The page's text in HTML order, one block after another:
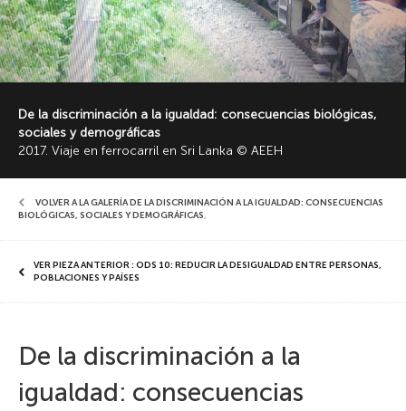
De la discriminación a la igualdad: consecuencias biológicas,
sociales y demográficas
2017. Viaje en ferrocarril en Sri Lanka © AEEH
VOLVER A LA GALERÍA DE LA DISCRIMINACIÓN A LA IGUALDAD: CONSECUENCIAS
BIOLÓGICAS, SOCIALES Y DEMOGRÁFICAS,
VER PIEZA ANTERIOR : ODS 10: REDUCIR LA DESIGUALDAD ENTRE PERSONAS,
POBLACIONES Y PAÍSES
De la discriminación a la
igualdad: consecuencias